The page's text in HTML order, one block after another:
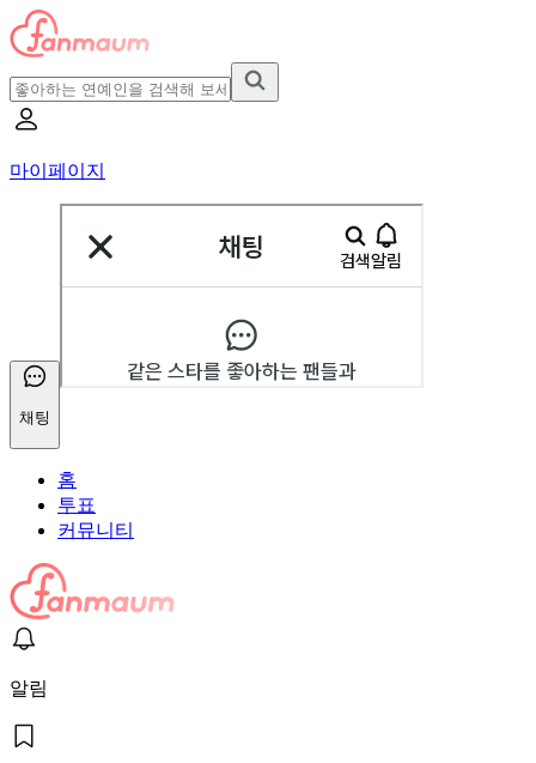
마이페이지
채팅
홈
투표
커뮤니티
알림